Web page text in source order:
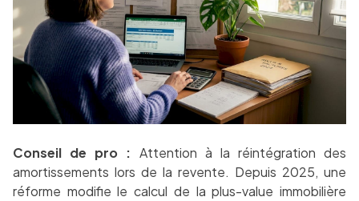
Conseil de pro : Attention à la réintégration des
amortissements lors de la revente. Depuis 2025, une
réforme modifie le calcul de la plus-value immobilière